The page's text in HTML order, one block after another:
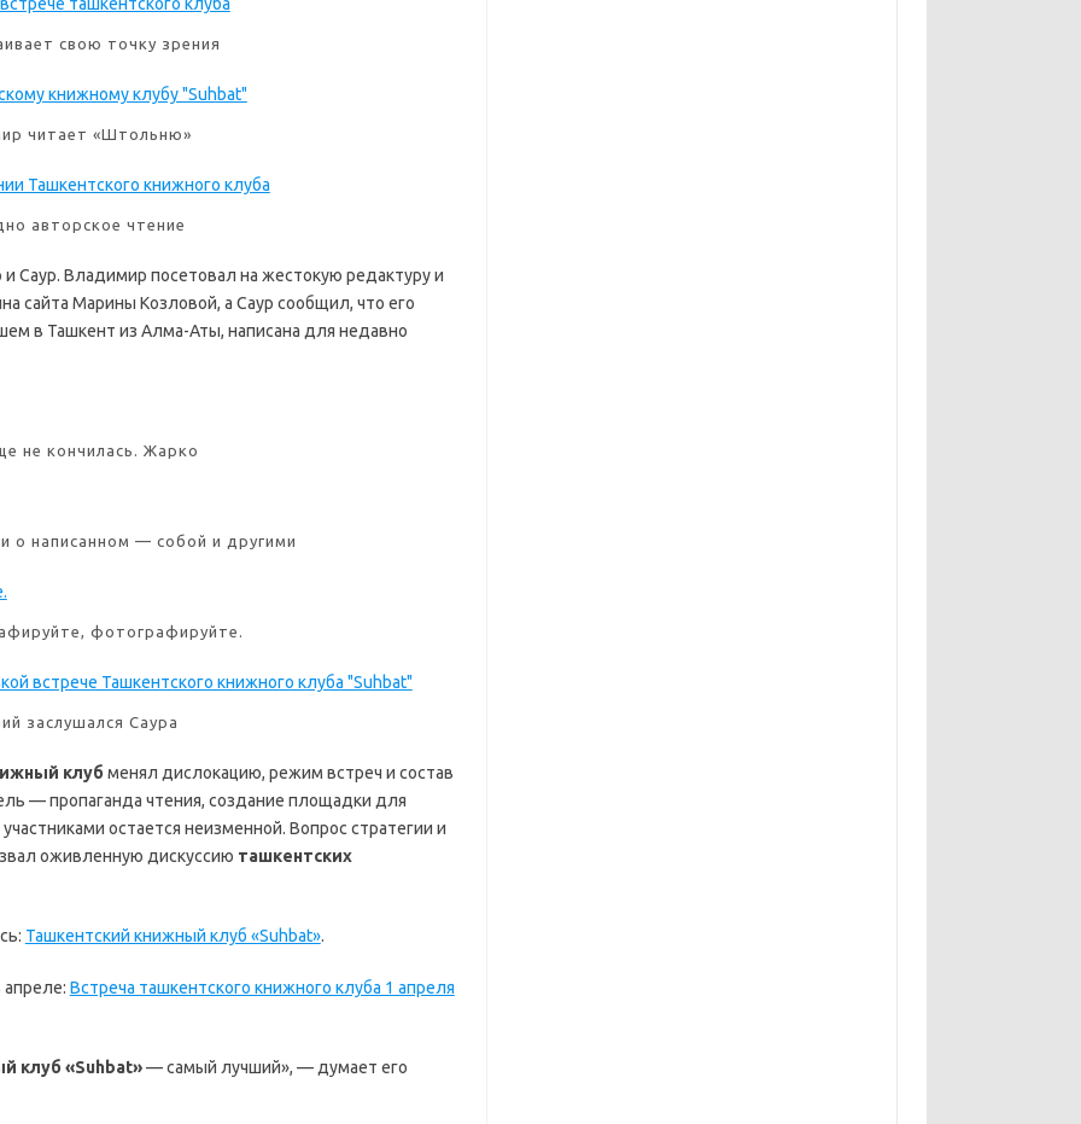
свою точку зрения
читает «Штольню»
авторское чтение
Саур. Владимир посетовал на жестокую редактуру и
сайта Марины Козловой, а Саур сообщил, что его
в Ташкент из Алма-Аты, написана для недавно
не кончилась. Жарко
о написанном — собой и другими
фотографируйте.
заслушался Саура
клуб менял дислокацию, режим встреч и состав
— пропаганда чтения, создание площадки для
остается неизменной. Вопрос стратегии и
оживленную дискуссию ташкентских
Ташкентский книжный клуб «Suhbat».
Встреча ташкентского книжного клуба 1 апреля
клуб «Suhbat»— самый лучший», — думает его